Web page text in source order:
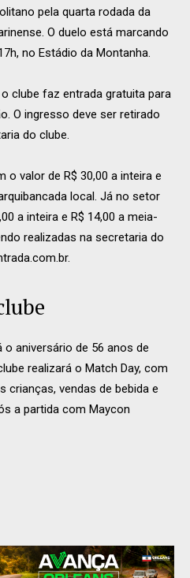
pela quarta rodada da
O duelo está marcando
no Estádio da Montanha.
clube faz entrada gratuita para
O ingresso deve ser retirado
do clube.
o valor de R$ 30,00 a inteira e
local. Já no setor
a inteira e R$ 14,00 a meia-
realizadas na secretaria do
aniversário de 56 anos de
realizará o Match Day, com
crianças, vendas de bebida e
a partida com Maycon